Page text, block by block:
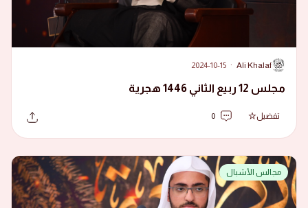
A
Ali Khalaf
·
2024-10-15
مجلس 12 ربيع الثاني 1446 هجرية
تفضيل 0
مجالس الأشبال